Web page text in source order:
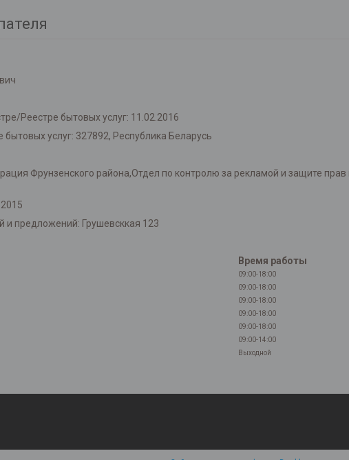
Реестре бытовых услуг: 11.02.2016
услуг: 327892, Республика Беларусь
Фрунзенского района,Отдел по контролю за рекламой и защите прав
и предложений: Грушевсккая 123
Время работы
09:00-18:00
09:00-18:00
09:00-18:00
09:00-18:00
09:00-18:00
09:00-14:00
Выходной